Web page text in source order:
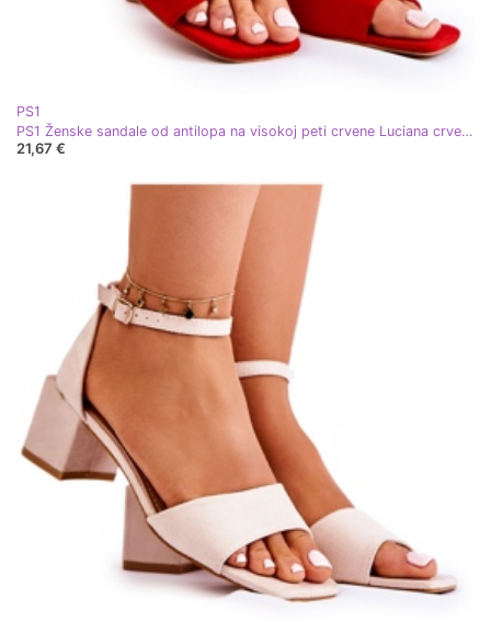
PS1
PS1 Ženske sandale od antilopa na visokoj peti crvene Luciana crvena
21,67 €